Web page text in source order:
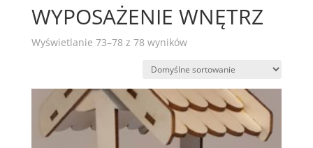
WYPOSAŻENIE WNĘTRZ
Wyświetlanie 73–78 z 78 wyników